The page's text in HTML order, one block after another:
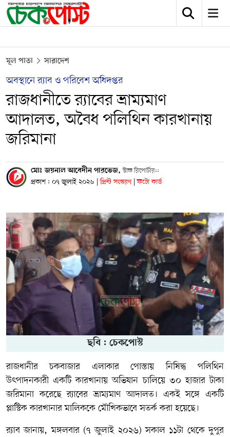
মূল পাতা সারাদেশ
অবস্থানে র‍্যাব ও পরিবেশ অধিদপ্তর
রাজধানীতে র‍্যাবের ভ্রাম্যমাণ
আদালত, অবৈধ পলিথিন কারখানায়
জরিমানা
মোঃ জয়নাল আবেদীন পারভেজ,স্টাফ রিপোর্টার::
প্রকাশ : ০৭ জুলাই ২০২৬ | প্রিন্ট সংস্করণ | ফটো কার্ড
ছবি : চেকপোস্ট
রাজধানীর চকবাজার এলাকার পোস্তায় নিষিদ্ধ পলিথিন
উৎপাদনকারী একটি কারখানায় অভিযান চালিয়ে ৩০ হাজার টাকা
জরিমানা করেছে র‍্যাবের ভ্রাম্যমাণ আদালত। একই সঙ্গে একটি
প্লাস্টিক কারখানার মালিককে মৌখিকভাবে সতর্ক করা হয়েছে।
র‍্যাব জানায়, মঙ্গলবার (৭ জুলাই ২০২৬) সকাল ১১টা থেকে দুপুর